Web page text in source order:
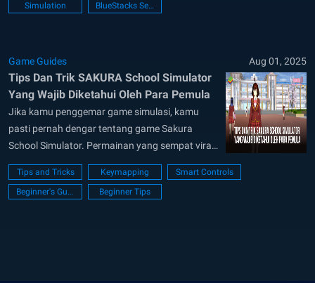
menghancurkan bumi! Dikembangkan oleh
Simulation
BlueStacks Setup
Game Guides Aug 01, 2025
Tips Dan Trik SAKURA School Simulator
Yang Wajib Diketahui Oleh Para Pemula
Jika kamu penggemar game simulasi, kamu
pasti pernah dengar tentang game Sakura
School Simulator. Permainan yang sempat viral
ini mensimulasi kehidupan anak sekolah di
negeri sakura, tetapi dengan kekonyolan
maksimal. Tentu, kamu harus menghadiri
Tips and Tricks Keymapping
Smart Controls
Beginner's Guide
Beginner Tips